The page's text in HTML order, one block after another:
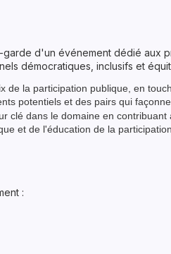
d'un événement dédié
démocratiques, inclusifs et
de la participation publique, en
potentiels et des pairs qui
clé dans le domaine en
et de l'éducation de la
: